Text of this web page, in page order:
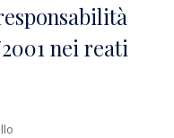
nei reati